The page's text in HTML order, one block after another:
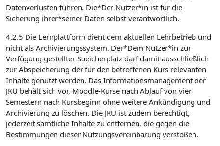
Datenverlusten führen. Die*Der Nutzer*in ist für die
Sicherung ihrer*seiner Daten selbst verantwortlich.
4.2.5 Die Lernplattform dient dem aktuellen Lehrbetrieb und
nicht als Archivierungssystem. Der*Dem Nutzer*in zur
Verfügung gestellter Speicherplatz darf damit ausschließlich
zur Abspeicherung der für den betroffenen Kurs relevanten
Inhalte genutzt werden. Das Informationsmanagement der
JKU behält sich vor, Moodle-Kurse nach Ablauf von vier
Semestern nach Kursbeginn ohne weitere Ankündigung und
Archivierung zu löschen. Die JKU ist zudem berechtigt,
jederzeit sämtliche Inhalte zu entfernen, die gegen die
Bestimmungen dieser Nutzungsvereinbarung verstoßen.